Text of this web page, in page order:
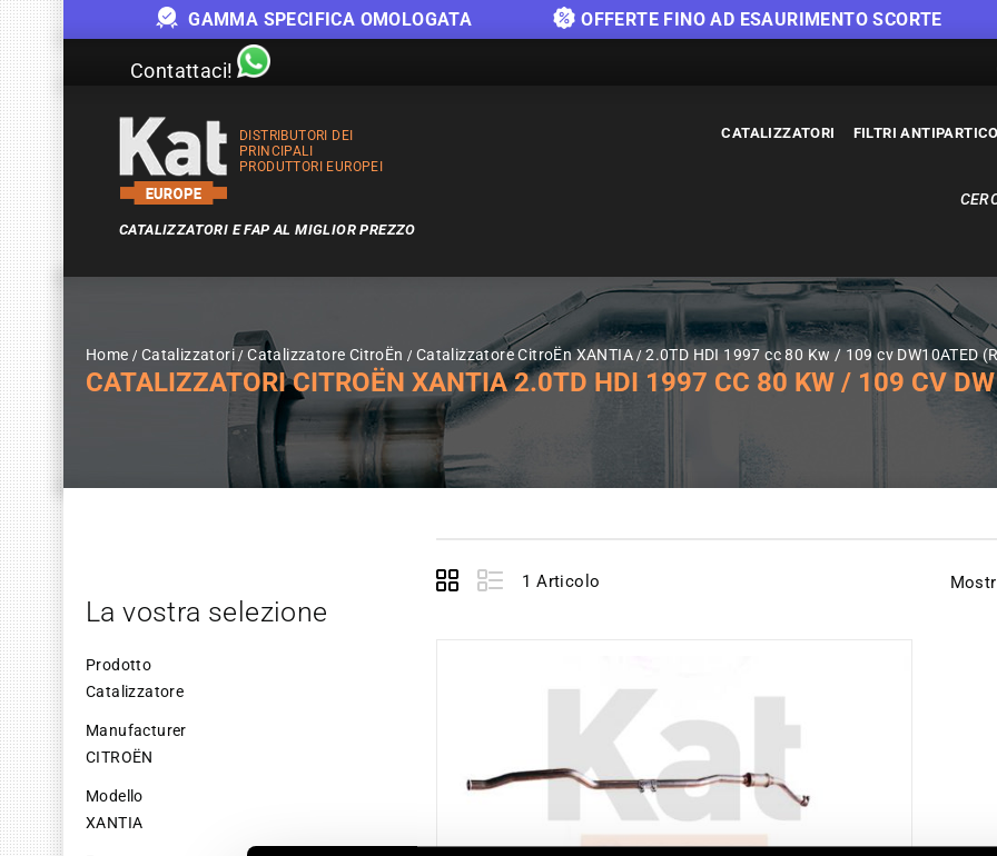
GAMMA SPECIFICA OMOLOGATA OFFERTE FINO AD ESAURIMENTO SCORTE
Contattaci!
DISTRIBUTORI DEI
PRINCIPALI
PRODUTTORI EUROPEI
CATALIZZATORI E FAP AL MIGLIOR PREZZO
CATALIZZATORI FILTRI
Home Catalizzatori Catalizzatore CitroËn Catalizzatore CitroËn XANTIA 2.0TD HDI 1997 cc 80 Kw / 109 cv DW10ATED
CATALIZZATORI CITROËN XANTIA 2.0TD HDI 1997 CC 80 KW / 109 CV
View
Grid Elenco
1 Articolo
La vostra selezione
Prodotto
Catalizzatore
Manufacturer
CITROËN
Modello
XANTIA